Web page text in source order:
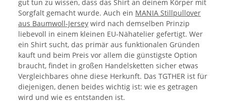
gut tun zu wissen, dass das Shirt an deinem Körper mit
Sorgfalt gemacht wurde. Auch ein MANIA Stillpullover
aus Baumwoll-Jersey wird nach demselben Prinzip
liebevoll in einem kleinen EU-Nähatelier gefertigt. Wer
ein Shirt sucht, das primär aus funktionalen Gründen
kauft und beim Preis vor allem die günstigste Option
braucht, findet in großen Handelsketten sicher etwas
Vergleichbares ohne diese Herkunft. Das TGTHER ist für
diejenigen, denen beides wichtig ist: wie es getragen
wird und wie es entstanden ist.